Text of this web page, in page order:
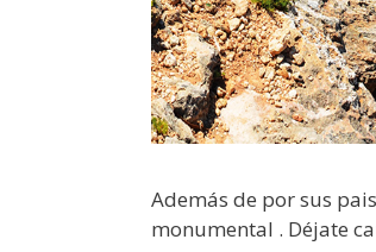
Además de por sus
monumental . Déjate